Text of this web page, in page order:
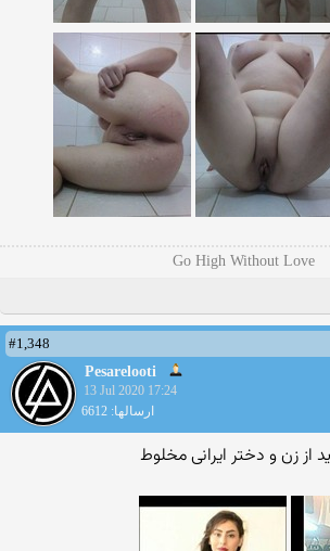
Go High Without Love
#1,348
Pesarelooti
13 Jul 2020 17:24
ارسالها: 6612
زن و دختر ایرانی مخلوط